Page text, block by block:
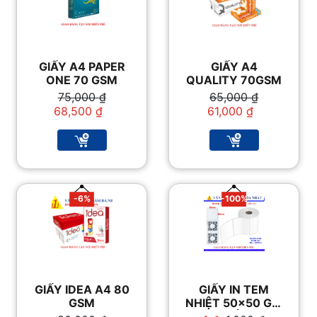
GIẤY A4 PAPER
ONE 70 GSM
75,000₫
Giá
gốc
75,000 ₫.
68,500₫
Giá
hiện
là:
68,500 ₫.
GIẤY A4
QUALITY 70GSM
65,000₫
Giá
gốc
65,000 ₫.
61,000₫
Giá
hiện
là:
61,000 ₫.
-6%
GIẤY IDEA A4 80
GSM
-100%
GIẤY IN TEM
NHIỆT 50×50 GIÁ